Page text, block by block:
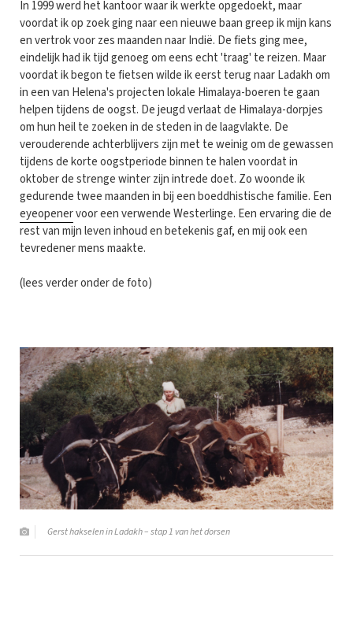
In 1999 werd het kantoor waar ik werkte opgedoekt, maar
voordat ik op zoek ging naar een nieuwe baan greep ik mijn kans
en vertrok voor zes maanden naar Indië. De fiets ging mee,
eindelijk had ik tijd genoeg om eens echt 'traag' te reizen. Maar
voordat ik begon te fietsen wilde ik eerst terug naar Ladakh om
in een van Helena's projecten lokale Himalaya-boeren te gaan
helpen tijdens de oogst. De jeugd verlaat de Himalaya-dorpjes
om hun heil te zoeken in de steden in de laagvlakte. De
verouderende achterblijvers zijn met te weinig om de gewassen
tijdens de korte oogstperiode binnen te halen voordat in
oktober de strenge winter zijn intrede doet. Zo woonde ik
gedurende twee maanden in bij een boeddhistische familie. Een
eyeopenervoor een verwende Westerlinge. Een ervaring die de
rest van mijn leven inhoud en betekenis gaf, en mij ook een
tevredener mens maakte.
(lees verder onder de foto)
Gerst hakselen in Ladakh – stap 1 van het dorsen